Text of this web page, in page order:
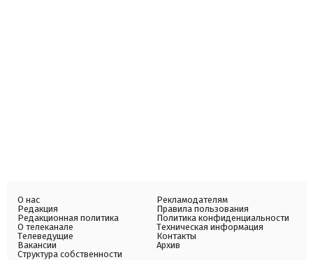
О нас
Редакция
Редакционная политика
О телеканале
Телеведущие
Вакансии
Структура собственности
Рекламодателям
Правила пользования
Политика конфиденциальности
Техническая информация
Контакты
Архив